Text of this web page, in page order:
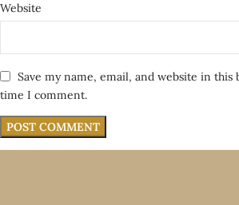
Website
Save my name, email, and website in
time I comment.